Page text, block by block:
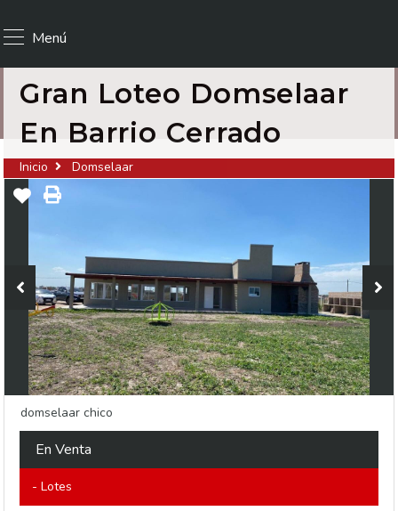
Menú
Gran Loteo Domselaar
En Barrio Cerrado
Inicio Domselaar
domselaar chico
En Venta
- Lotes